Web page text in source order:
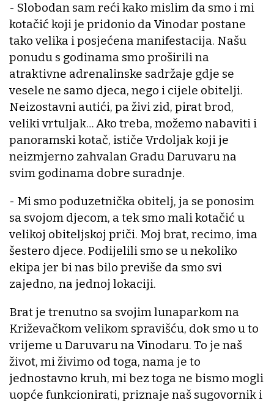
- Slobodan sam reći kako mislim da smo i mi
kotačić koji je pridonio da Vinodar postane
tako velika i posjećena manifestacija. Našu
ponudu s godinama smo proširili na
atraktivne adrenalinske sadržaje gdje se
vesele ne samo djeca, nego i cijele obitelji.
Neizostavni autići, pa živi zid, pirat brod,
veliki vrtuljak… Ako treba, možemo nabaviti i
panoramski kotač, ističe Vrdoljak koji je
neizmjerno zahvalan Gradu Daruvaru na
svim godinama dobre suradnje.
- Mi smo poduzetnička obitelj, ja se ponosim
sa svojom djecom, a tek smo mali kotačić u
velikoj obiteljskoj priči. Moj brat, recimo, ima
šestero djece. Podijelili smo se u nekoliko
ekipa jer bi nas bilo previše da smo svi
zajedno, na jednoj lokaciji.
Brat je trenutno sa svojim lunaparkom na
Križevačkom velikom spravišću, dok smo u to
vrijeme u Daruvaru na Vinodaru. To je naš
život, mi živimo od toga, nama je to
jednostavno kruh, mi bez toga ne bismo mogli
uopće funkcionirati, priznaje naš sugovornik i